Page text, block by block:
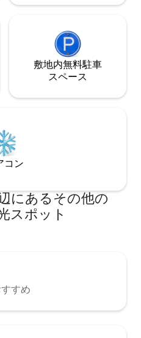
敷地内無料駐⁠車
ス⁠ペ⁠ー⁠ス
コン
に⁠あ⁠るそ⁠の⁠他⁠の
ス⁠ポ⁠ッ⁠ト
すめ